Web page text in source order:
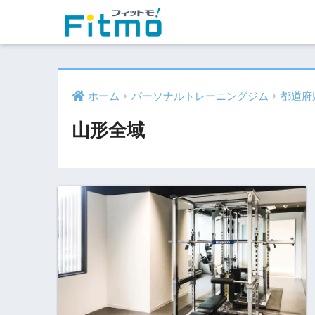
ホーム パーソナルトレーニングジム 都道府
山形全域